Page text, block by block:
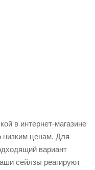
в интернет-магазине
низким ценам. Для
вариант
сейлзы реагируют